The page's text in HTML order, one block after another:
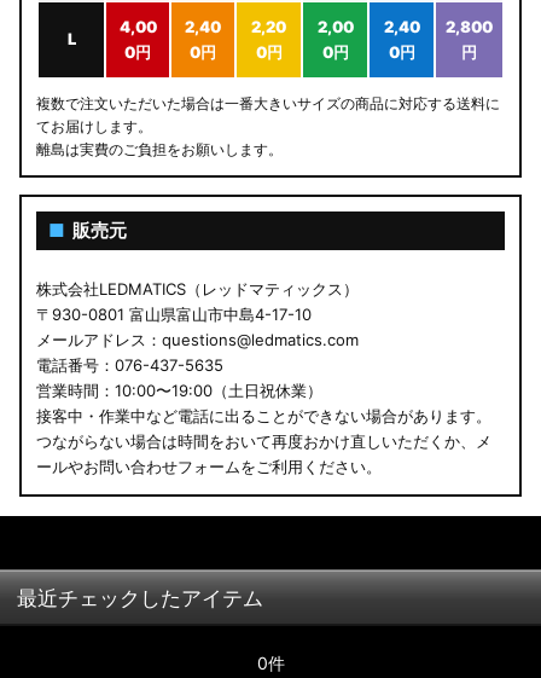
L
4,00
0円
2,40
0円
2,20
0円
2,00
0円
2,40
0円
2,800
円
複数で注文いただいた場合は一番大きいサイズの商品に対応する送料に
てお届けします。
離島は実費のご負担をお願いします。
■ 販売元
株式会社LEDMATICS（レッドマティックス）
〒930-0801 富山県富山市中島4-17-10
メールアドレス：questions@ledmatics.com
電話番号：076-437-5635
営業時間：10:00〜19:00（土日祝休業）
接客中・作業中など電話に出ることができない場合があります。
つながらない場合は時間をおいて再度おかけ直しいただくか、メ
ールやお問い合わせフォームをご利用ください。
最近チェックしたアイテム
0件